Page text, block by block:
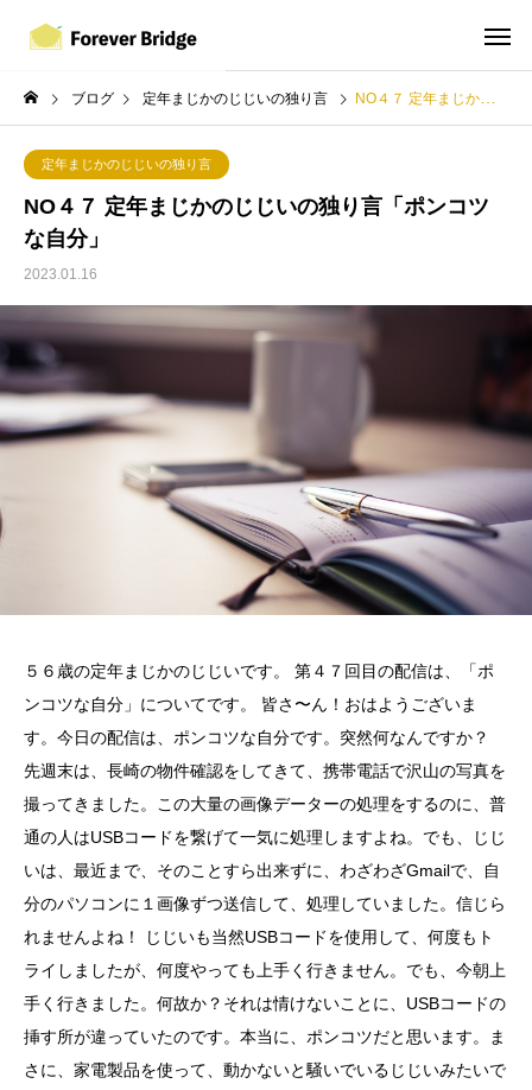
ブログ 定年まじかのじじいの独り言 NO４７ 定年まじかのじじいの独り言「ポンコツな自分」
定年まじかのじじいの独り言
NO４７ 定年まじかのじじいの独り言「ポンコツ
な自分」
2023.01.16
５６歳の定年まじかのじじいです。 第４７回目の配信は、「ポ
ンコツな自分」についてです。 皆さ〜ん！おはようございま
す。今日の配信は、ポンコツな自分です。突然何なんですか？
先週末は、長崎の物件確認をしてきて、携帯電話で沢山の写真を
撮ってきました。この大量の画像データーの処理をするのに、普
通の人はUSBコードを繋げて一気に処理しますよね。でも、じじ
いは、最近まで、そのことすら出来ずに、わざわざGmailで、自
分のパソコンに１画像ずつ送信して、処理していました。信じら
れませんよね！ じじいも当然USBコードを使用して、何度もト
ライしましたが、何度やっても上手く行きません。でも、今朝上
手く行きました。何故か？それは情けないことに、USBコードの
挿す所が違っていたのです。本当に、ポンコツだと思います。ま
さに、家電製品を使って、動かないと騒いでいるじじいみたいで